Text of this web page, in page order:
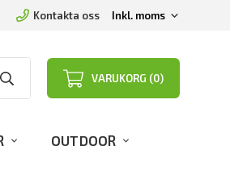
Kontakta oss
VARUKORG (0)
OUTDOOR